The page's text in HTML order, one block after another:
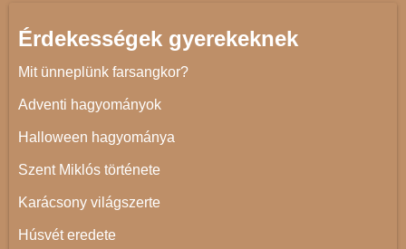
Érdekességek gyerekeknek
Mit ünneplünk farsangkor?
Adventi hagyományok
Halloween hagyománya
Szent Miklós története
Karácsony világszerte
Húsvét eredete